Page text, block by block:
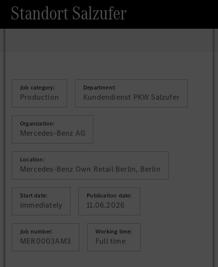
Standort Salzufer
Job category:
Production
Department:
Kundendienst PKW Salzufer
Organization:
Mercedes-Benz AG
Location:
Mercedes-Benz Own Retail Berlin, Berlin
Start date:
immediately
Publication date:
11.06.2026
Job number:
MER0003AM3
Working time:
Full time